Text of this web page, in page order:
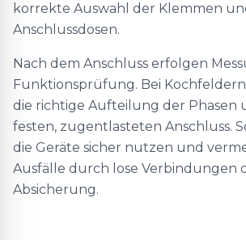
korrekte Auswahl der Klemmen
Anschlussdosen.
Nach dem Anschluss erfolgen
Funktionsprüfung. Bei
die richtige Aufteilung der Phasen
festen, zugentlasteten Anschluss.
die Geräte sicher nutzen und
Ausfälle durch lose Verbindungen
Absicherung.